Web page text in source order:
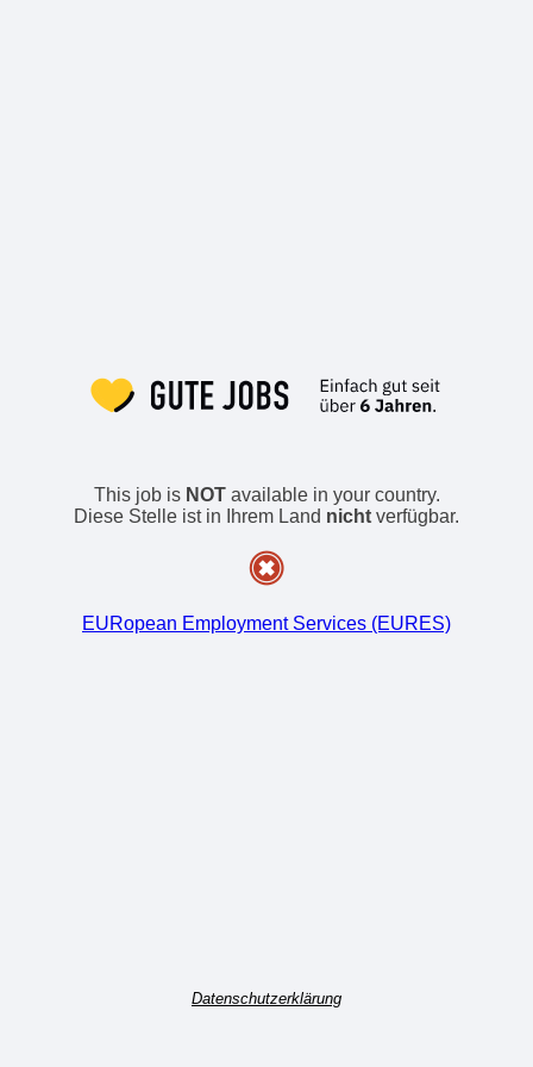
This job is NOTavailable in your country.
Diese Stelle ist in Ihrem Land nicht verfügbar.
EURopean Employment Services (EURES)
Datenschutzerklärung